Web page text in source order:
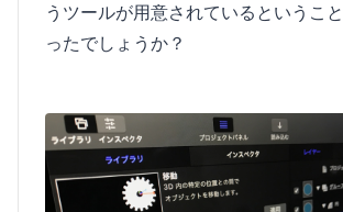
うツールが用意されているというこ
ったでしょうか？